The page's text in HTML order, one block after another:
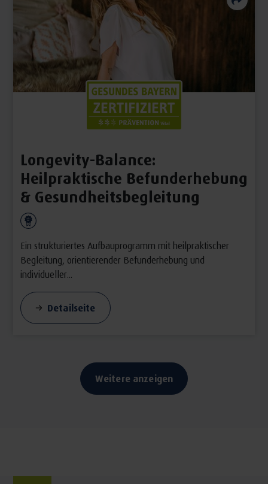
Longevity-Balance:
Heilpraktische Befunderhebung
& Gesundheitsbegleitung
Ein strukturiertes Aufbauprogramm mit heilpraktischer
Begleitung, orientierender Befunderhebung und
individueller...
Detailseite
Weitere anzeigen